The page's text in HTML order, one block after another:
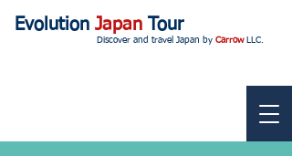
Evolution Japan Tour
Discover and travel Japan by CarrowLLC.